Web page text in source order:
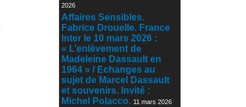
2026
Affaires Sensibles.
Fabrice Drouelle. France
Inter le 10 mars 2026 :
« L’enlèvement de
Madeleine Dassault en
1964 » / Echanges au
sujet de Marcel Dassault
et souvenirs. Invité :
Michel Polacco. 11 mars 2026